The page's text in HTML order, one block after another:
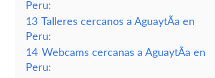
Peru:
13 Talleres cercanos a AguaytÃ­a en
Peru:
14 Webcams cercanas a AguaytÃ­a en
Peru: